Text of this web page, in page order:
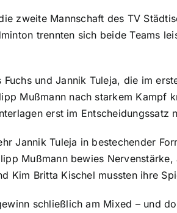
zweite Mannschaft des TV
trennten sich beide Teams
Fuchs und Jannik Tuleja, die im
Mußmann nach starkem
erst im Entscheidungssatz
Jannik Tuleja in bestechender
Mußmann bewies
Kim Britta Kischel mussten ihre
schließlich am Mixed – und